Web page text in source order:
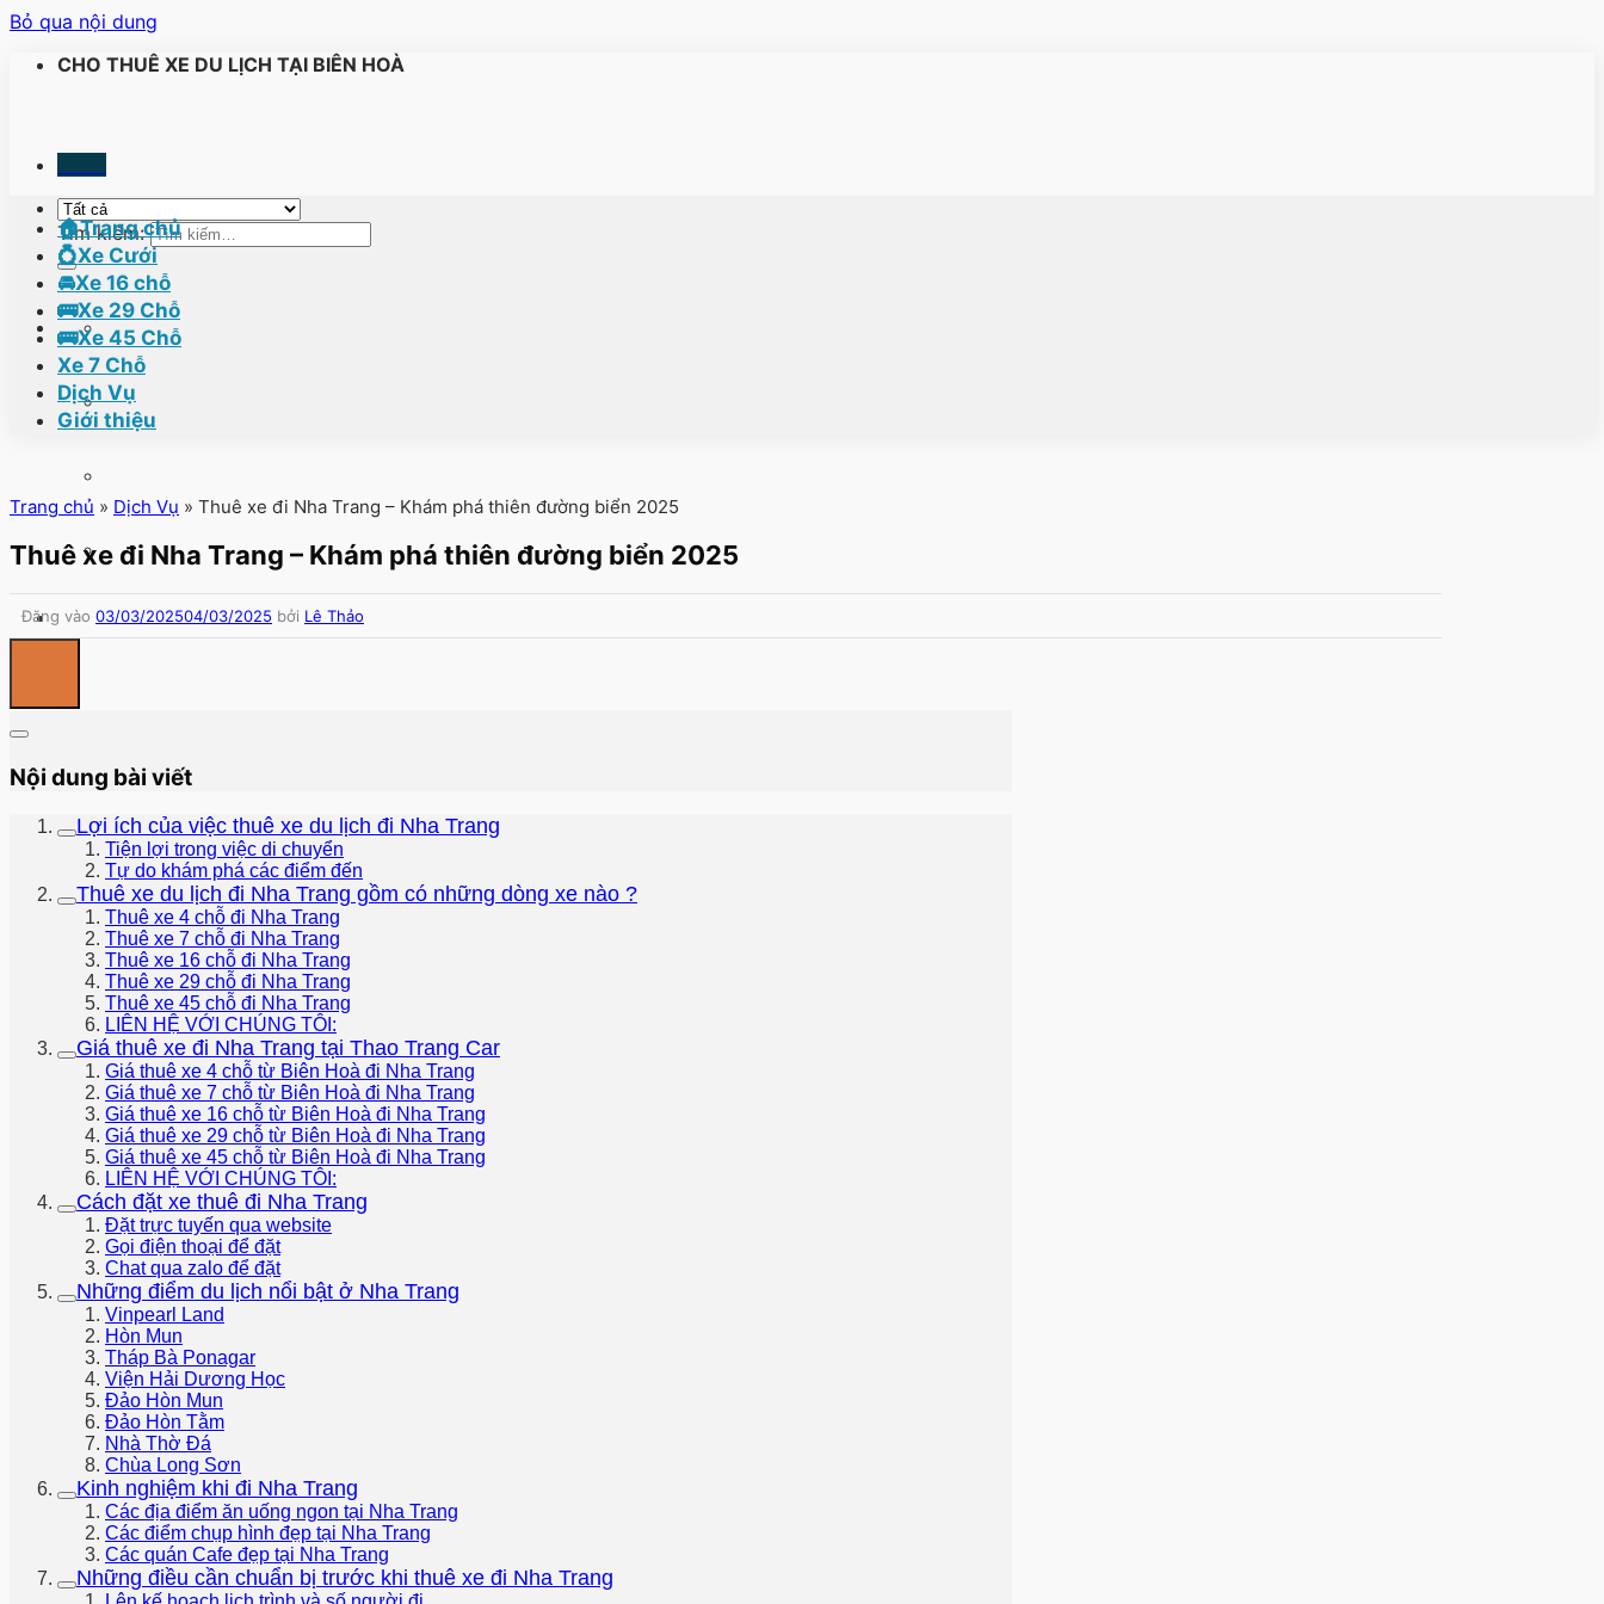
Bỏ qua nội dung
CHO THUÊ XE DU LỊCH TẠI BIÊN HOÀ
Tìm kiếm:
🏠Trang chủ
💍Xe Cưới
🚘Xe 16 chỗ
🚌Xe 29 Chỗ
🚌Xe 45 Chỗ
Xe 7 Chỗ
Dịch Vụ
Giới thiệu
Trang chủ » Dịch Vụ » Thuê xe đi Nha Trang – Khám phá thiên đường biển 2025
Thuê xe đi Nha Trang – Khám phá thiên đường biển 2025
Đăng vào 03/03/202504/03/2025 bởi Lê Thảo
Nội dung bài viết
Lợi ích của việc thuê xe du lịch đi Nha Trang
Tiện lợi trong việc di chuyển
Tự do khám phá các điểm đến
Thuê xe du lịch đi Nha Trang gồm có những dòng xe nào ?
Thuê xe 4 chỗ đi Nha Trang
Thuê xe 7 chỗ đi Nha Trang
Thuê xe 16 chỗ đi Nha Trang
Thuê xe 29 chỗ đi Nha Trang
Thuê xe 45 chỗ đi Nha Trang
LIÊN HỆ VỚI CHÚNG TÔI:
Giá thuê xe đi Nha Trang tại Thao Trang Car
Giá thuê xe 4 chỗ từ Biên Hoà đi Nha Trang
Giá thuê xe 7 chỗ từ Biên Hoà đi Nha Trang
Giá thuê xe 16 chỗ từ Biên Hoà đi Nha Trang
Giá thuê xe 29 chỗ từ Biên Hoà đi Nha Trang
Giá thuê xe 45 chỗ từ Biên Hoà đi Nha Trang
LIÊN HỆ VỚI CHÚNG TÔI:
Cách đặt xe thuê đi Nha Trang
Đặt trực tuyến qua website
Gọi điện thoại để đặt
Chat qua zalo để đặt
Những điểm du lịch nổi bật ở Nha Trang
Vinpearl Land
Hòn Mun
Tháp Bà Ponagar
Viện Hải Dương Học
Đảo Hòn Mun
Đảo Hòn Tằm
Nhà Thờ Đá
Chùa Long Sơn
Kinh nghiệm khi đi Nha Trang
Các địa điểm ăn uống ngon tại Nha Trang
Các điểm chụp hình đẹp tại Nha Trang
Các quán Cafe đẹp tại Nha Trang
Những điều cần chuẩn bị trước khi thuê xe đi Nha Trang